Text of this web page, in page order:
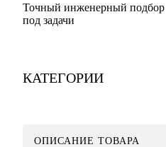
Точный инженерный подбор
под задачи
КАТЕГОРИИ
ОПИСАНИЕ ТОВАРА